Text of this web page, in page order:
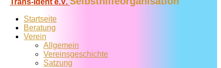
Trans-Ident e.V.
Startseite
Beratung
Verein
Allgemein
Vereins­geschichte
Satzung